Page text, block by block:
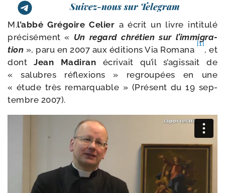
Suivez-nous sur Telegram
M.l’ab­bé Grégoire Celier a écrit un livre inti­tu­lé
pré­ci­sé­ment « Un regard chré­tien sur l’im­mi­gra­
tion », paru en 2007 aux édi­tions Via Romana
[1]
, et
dontJean Madiran écri­vait qu’il s’a­gis­sait de
« salubres réflexions » regrou­pées en une
« étude très remar­quable » (Présent du 19 sep­
tembre 2007).